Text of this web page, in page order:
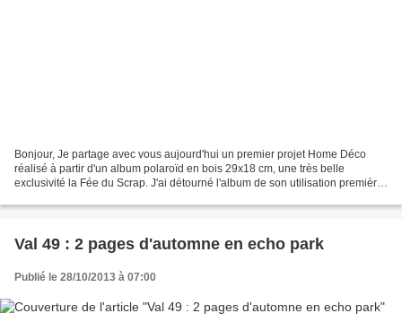
Bonjour, Je partage avec vous aujourd'hui un premier projet Home Déco
réalisé à partir d'un album polaroïd en bois 29x18 cm, une très belle
exclusivité la Fée du Scrap. J'ai détourné l'album de son utilisation première
Val 49 : 2 pages d'automne en echo park
Publié le 28/10/2013 à 07:00